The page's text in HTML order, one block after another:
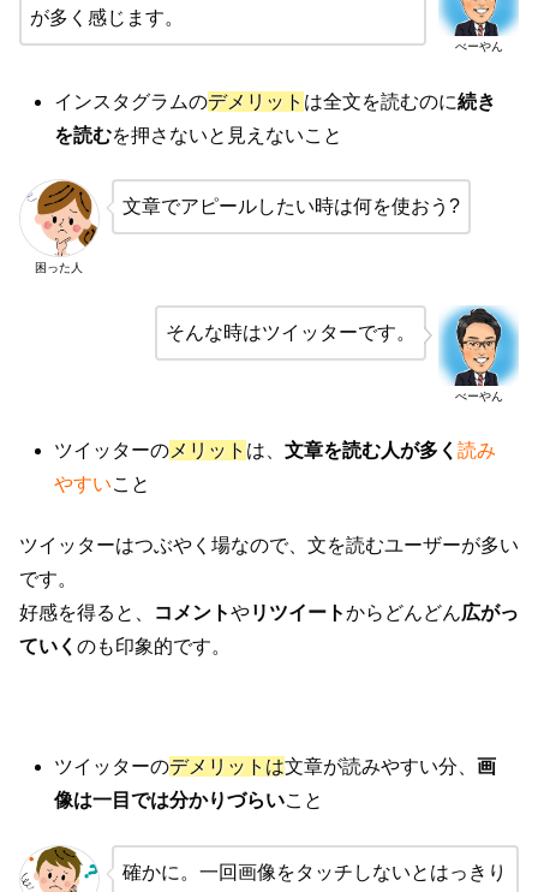
べーやん
が多く感じます。
インスタグラムのデメリット は全文を読むのに続き
を読むを押さないと見えないこと
困った人
文章でアピールしたい時は何を使おう?
べーやん
そんな時はツイッターです。
ツイッターの メリット は、文章を読む人が多く読み
やすいこと
ツイッターはつぶやく場なので、文を読むユーザーが多い
です。
好感を得ると、
コメントやリツイートからどんどん広がっ
ていく のも印象的です。
ツイッターのデメリットは文章が読みやすい分、画
像は一目では分かりづらいこと
確かに。一回画像をタッチしないとはっきり